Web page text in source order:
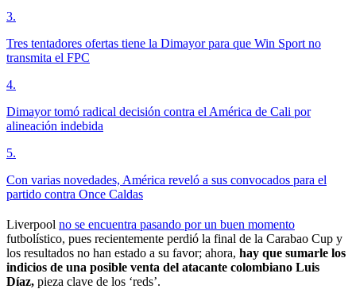
3.
Tres tentadores ofertas tiene la Dimayor para que Win Sport no
transmita el FPC
4.
Dimayor tomó radical decisión contra el América de Cali por
alineación indebida
5.
Con varias novedades, América reveló a sus convocados para el
partido contra Once Caldas
Liverpool no se encuentra pasando por un buen momento
futbolístico, pues recientemente perdió la final de la Carabao Cup y
los resultados no han estado a su favor; ahora, hay que sumarle los
indicios de una posible venta del atacante colombiano Luis
Díaz, pieza clave de los ‘reds’.